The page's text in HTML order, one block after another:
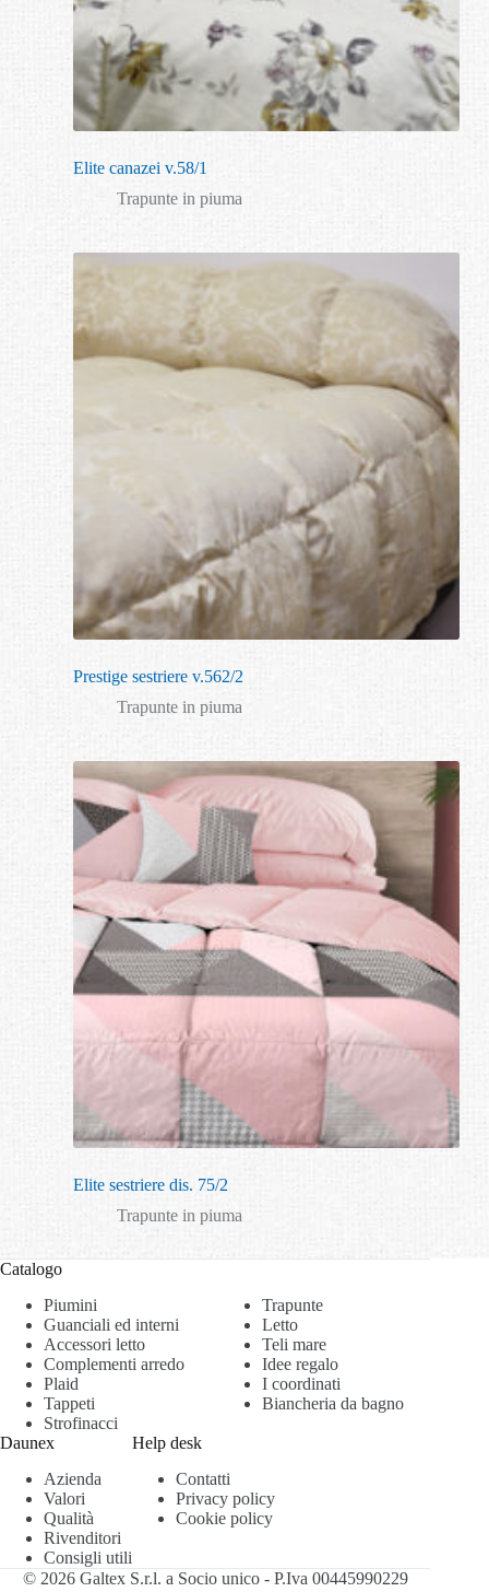
Elite canazei v.58/1
Trapunte in piuma
Prestige sestriere v.562/2
Trapunte in piuma
Elite sestriere dis. 75/2
Trapunte in piuma
Catalogo
Piumini
Trapunte
Guanciali ed interni
Letto
Accessori letto
Teli mare
Complementi arredo
Idee regalo
Plaid
I coordinati
Tappeti
Biancheria da bagno
Strofinacci
Daunex
Azienda
Valori
Qualità
Rivenditori
Consigli utili
Help desk
Contatti
Privacy policy
Cookie policy
© 2026 Galtex S.r.l. a Socio unico - P.Iva 00445990229